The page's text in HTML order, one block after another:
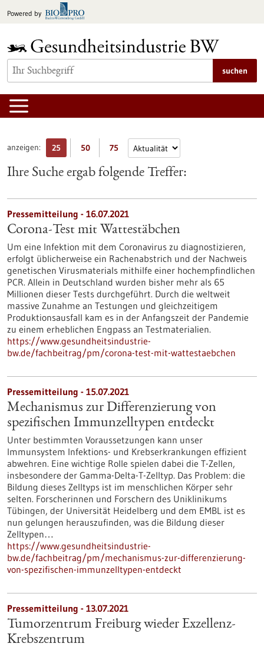
Inhalt
Powered by
suchen
anzeigen: 25 50 75
Ihre Suche ergab folgende Treffer:
Pressemitteilung - 16.07.2021
Corona-Test mit Wattestäbchen
Um eine Infektion mit dem Coronavirus zu diagnostizieren,
erfolgt üblicherweise ein Rachenabstrich und der Nachweis
genetischen Virusmaterials mithilfe einer hochempfindlichen
PCR. Allein in Deutschland wurden bisher mehr als 65
Millionen dieser Tests durchgeführt. Durch die weltweit
massive Zunahme an Testungen und gleichzeitigem
Produktionsausfall kam es in der Anfangszeit der Pandemie
zu einem erheblichen Engpass an Testmaterialien.
https://www.gesundheitsindustrie-
bw.de/fachbeitrag/pm/corona-test-mit-wattestaebchen
Pressemitteilung - 15.07.2021
Mechanismus zur Differenzierung von
spezifischen Immunzelltypen entdeckt
Unter bestimmten Voraussetzungen kann unser
Immunsystem Infektions- und Krebserkrankungen effizient
abwehren. Eine wichtige Rolle spielen dabei die T-Zellen,
insbesondere der Gamma-Delta-T-Zelltyp. Das Problem: die
Bildung dieses Zelltyps ist im menschlichen Körper sehr
selten. Forscherinnen und Forschern des Uniklinikums
Tübingen, der Universität Heidelberg und dem EMBL ist es
nun gelungen herauszufinden, was die Bildung dieser
Zelltypen…
https://www.gesundheitsindustrie-
bw.de/fachbeitrag/pm/mechanismus-zur-differenzierung-
von-spezifischen-immunzelltypen-entdeckt
Pressemitteilung - 13.07.2021
Tumorzentrum Freiburg wieder Exzellenz-
Krebszentrum